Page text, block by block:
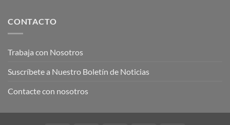
CONTACTO
Trabaja con Nosotros
Suscríbete a Nuestro Boletín de Noticias
Contacte con nosotros